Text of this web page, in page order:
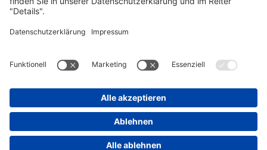
Kurs-Merkliste
Bitte melden Sie sich über den folgenden Button an:
Sie haben noch kein Konto?
Registrieren Sie sich jetzt
Warenkorb